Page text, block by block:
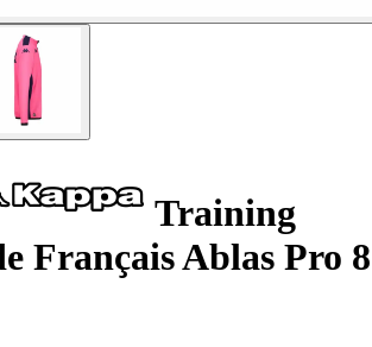
Training
Français Ablas Pro 8